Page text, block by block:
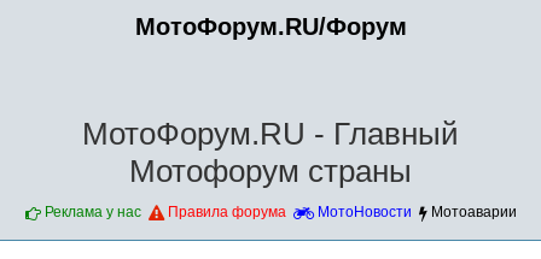
МотоФорум.RU/Форум
МотоФорум.RU - Главный
Мотофорум страны
Реклама у нас Правила форума МотоНовости Мотоаварии